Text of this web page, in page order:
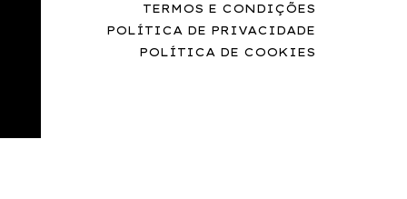
TERMOS E CONDIÇÕES
POLÍTICA DE PRIVACIDADE
POLÍTICA DE COOKIES